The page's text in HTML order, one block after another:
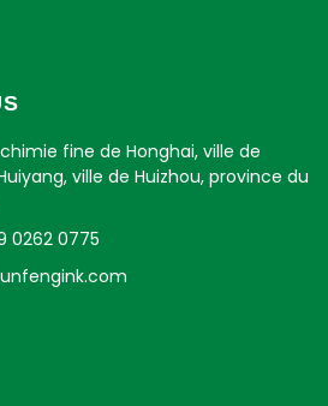
fine de Honghai, ville de
ville de Huizhou, province du
0262 0775